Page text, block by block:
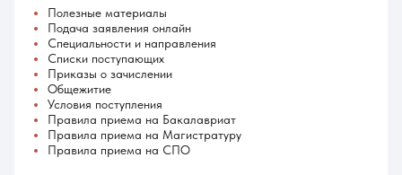
Полезные материалы
Подача заявления онлайн
Специальности и направления
Списки поступающих
Приказы о зачислении
Общежитие
Условия поступления
Правила приема на Бакалавриат
Правила приема на Магистратуру
Правила приема на СПО